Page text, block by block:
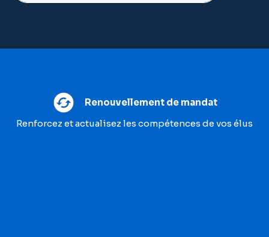
Renouvellement de mandat
Renforcez et actualisez les compétences de vos élus